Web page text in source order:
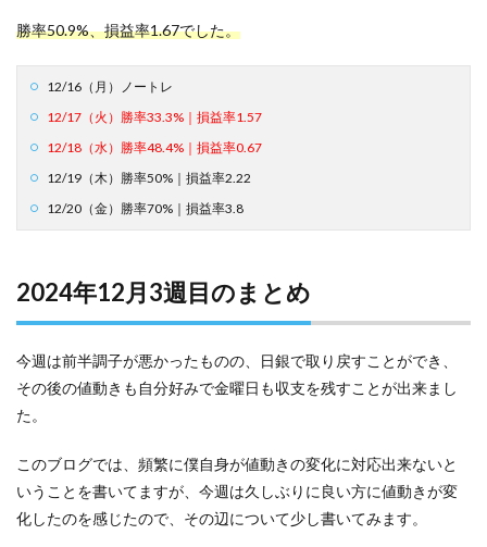
勝率50.9%、損益率1.67でした。
12/16（月）ノートレ
12/17（火）勝率33.3%｜損益率1.57
12/18（水）勝率48.4%｜損益率0.67
12/19（木）勝率50%｜損益率2.22
12/20（金）勝率70%｜損益率3.8
2024年12月3週目のまとめ
今週は前半調子が悪かったものの、日銀で取り戻すことができ、
その後の値動きも自分好みで金曜日も収支を残すことが出来まし
た。
このブログでは、頻繁に僕自身が値動きの変化に対応出来ないと
いうことを書いてますが、今週は久しぶりに良い方に値動きが変
化したのを感じたので、その辺について少し書いてみます。